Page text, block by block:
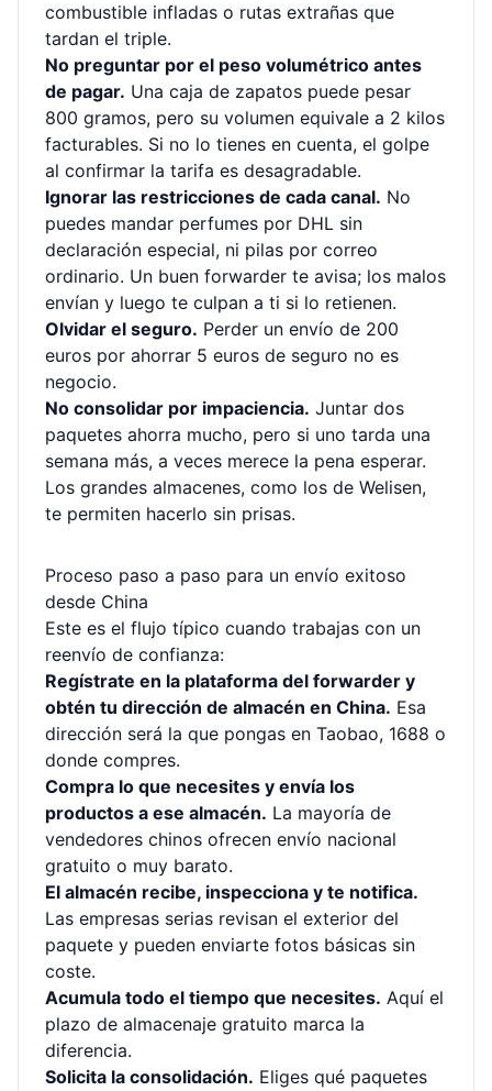
combustible infladas o rutas extrañas que
tardan el triple.
No preguntar por el peso volumétrico antes
de pagar. Una caja de zapatos puede pesar
800 gramos, pero su volumen equivale a 2 kilos
facturables. Si no lo tienes en cuenta, el golpe
al confirmar la tarifa es desagradable.
Ignorar las restricciones de cada canal. No
puedes mandar perfumes por DHL sin
declaración especial, ni pilas por correo
ordinario. Un buen forwarder te avisa; los malos
envían y luego te culpan a ti si lo retienen.
Olvidar el seguro. Perder un envío de 200
euros por ahorrar 5 euros de seguro no es
negocio.
No consolidar por impaciencia. Juntar dos
paquetes ahorra mucho, pero si uno tarda una
semana más, a veces merece la pena esperar.
Los grandes almacenes, como los de Welisen,
te permiten hacerlo sin prisas.
Proceso paso a paso para un envío exitoso
desde China
Este es el flujo típico cuando trabajas con un
reenvío de confianza:
Regístrate en la plataforma del forwarder y
obtén tu dirección de almacén en China. Esa
dirección será la que pongas en Taobao, 1688 o
donde compres.
Compra lo que necesites y envía los
productos a ese almacén. La mayoría de
vendedores chinos ofrecen envío nacional
gratuito o muy barato.
El almacén recibe, inspecciona y te notifica.
Las empresas serias revisan el exterior del
paquete y pueden enviarte fotos básicas sin
coste.
Acumula todo el tiempo que necesites. Aquí el
plazo de almacenaje gratuito marca la
diferencia.
Solicita la consolidación. Eliges qué paquetes